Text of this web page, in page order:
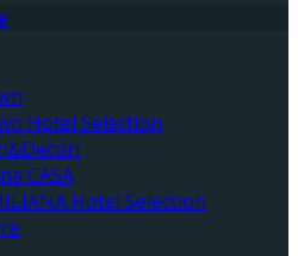
Hotel Selection
CASA
Hotel Selection